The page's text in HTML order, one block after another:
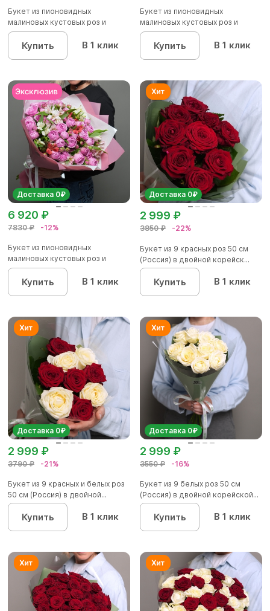
Букет из пионовидных
малиновых кустовых роз и
альстроме...
Купить В 1 клик
Букет из пионовидных
малиновых кустовых роз и
альстроме...
Купить В 1 клик
Доставка 0₽
7830 ₽ -12%
6 920 ₽
Букет из пионовидных
малиновых кустовых роз и
альстроме...
Купить В 1 клик
Доставка 0₽
3850 ₽ -22%
2 999 ₽
Букет из 9 красных роз 50 см
(Россия) в двойной корейск...
Купить В 1 клик
Доставка 0₽
3790 ₽ -21%
2 999 ₽
Букет из 9 красных и белых роз
50 см (Россия) в двойной...
Купить В 1 клик
Доставка 0₽
3550 ₽ -16%
2 999 ₽
Букет из 9 белых роз 50 см
(Россия) в двойной корейской...
Купить В 1 клик